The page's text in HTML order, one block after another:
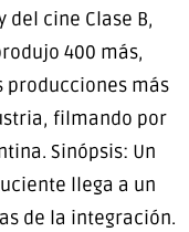
cine Clase B,
400 más,
producciones más
filmando por
Sinópsis: Un
llega a un
de la integración.